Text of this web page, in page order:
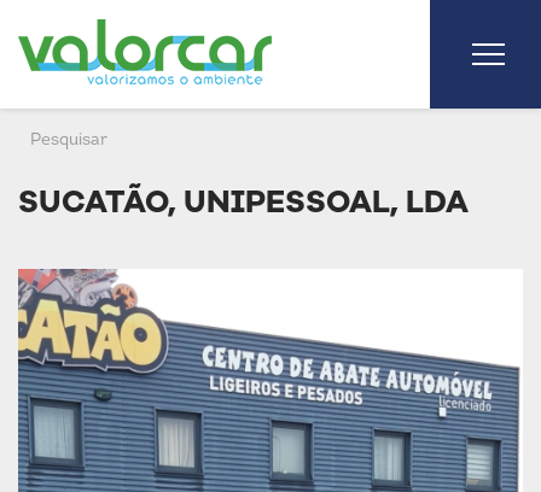
SUCATÃO, UNIPESSOAL, LDA